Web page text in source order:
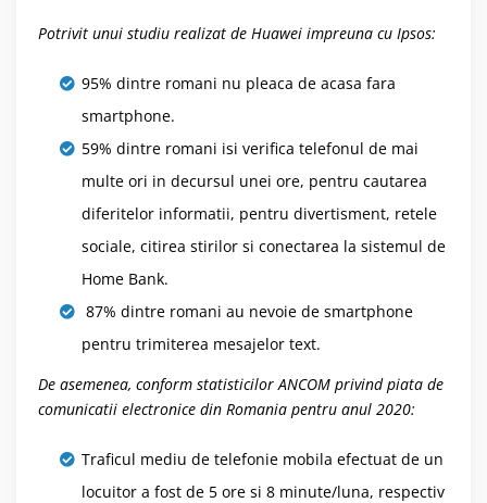
Potrivit unui studiu realizat de Huawei impreuna cu Ipsos:
95% dintre romani nu pleaca de acasa fara
smartphone.
59% dintre romani isi verifica telefonul de mai
multe ori in decursul unei ore, pentru cautarea
diferitelor informatii, pentru divertisment, retele
sociale, citirea stirilor si conectarea la sistemul de
Home Bank.
87% dintre romani au nevoie de smartphone
pentru trimiterea mesajelor text.
De asemenea, conform statisticilor ANCOM privind piata de
comunicatii electronice din Romania pentru anul 2020:
Traficul mediu de telefonie mobila efectuat de un
locuitor a fost de 5 ore si 8 minute/luna, respectiv